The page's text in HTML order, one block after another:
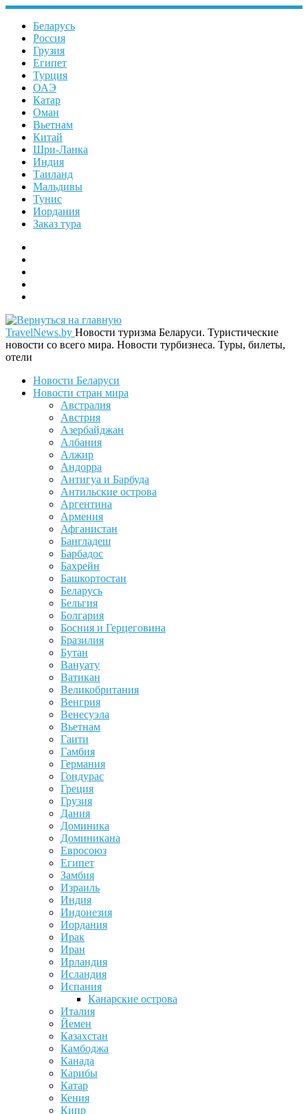
Перейти
содержимому
Беларусь
Россия
Грузия
Египет
Турция
ОАЭ
Катар
Оман
Вьетнам
Китай
Шри-Ланка
Индия
Таиланд
Мальдивы
Тунис
Иордания
Заказ тура
TravelNews.by Новости туризма Беларуси. Туристические
новости со всего мира. Новости турбизнеса. Туры, билеты,
отели
Новости Беларуси
Новости стран мира
Австралия
Австрия
Азербайджан
Албания
Алжир
Андорра
Антигуа и Барбуда
Антильские острова
Аргентина
Армения
Афганистан
Бангладеш
Барбадос
Бахрейн
Башкортостан
Беларусь
Бельгия
Болгария
Босния и Герцеговина
Бразилия
Бутан
Вануату
Ватикан
Великобритания
Венгрия
Венесуэла
Вьетнам
Гаити
Гамбия
Германия
Гондурас
Греция
Грузия
Дания
Доминика
Доминикана
Евросоюз
Египет
Замбия
Израиль
Индия
Индонезия
Иордания
Ирак
Иран
Ирландия
Исландия
Испания
Канарские острова
Италия
Йемен
Казахстан
Камбоджа
Канада
Карибы
Катар
Кения
Кипр